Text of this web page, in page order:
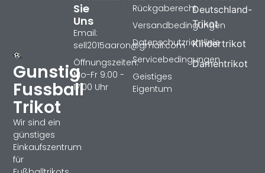
Gunstig
Fussball
Trikot
Wir sind ein
günstiges
Einkaufszentrum
für
Deutschland-
Trikot
Kindertrikot
Damentrikot
Rückgaberecht
Versandbedingungen
Datenschutzrichtlinie
Servicebedingungen
Geistiges
Eigentum
Sie
Uns
Email:
sell2015aaron@gmail.com
Öffnungszeiten:
Mo-Fr 9:00 -
17:00 Uhr